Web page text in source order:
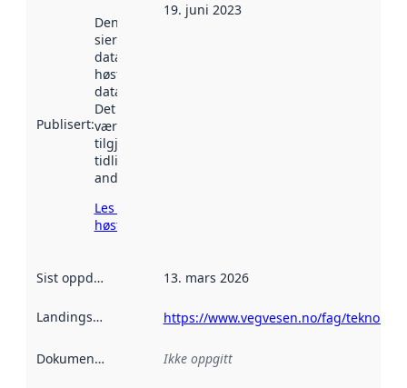
Publisert:
Denne datoen
sier når
datasettet ble
høstet av
data.norge.no.
Det kan ha
vært
tilgjengelig
tidligere
andre steder.
Les mer om
høsting her
19. juni 2023
Sist oppdatert 13. mars 2026
Landingsside https://www.vegvesen.no/fag/
Dokumentasjon Ikke oppgitt